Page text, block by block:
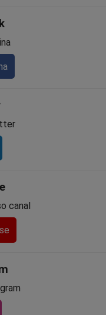
canal